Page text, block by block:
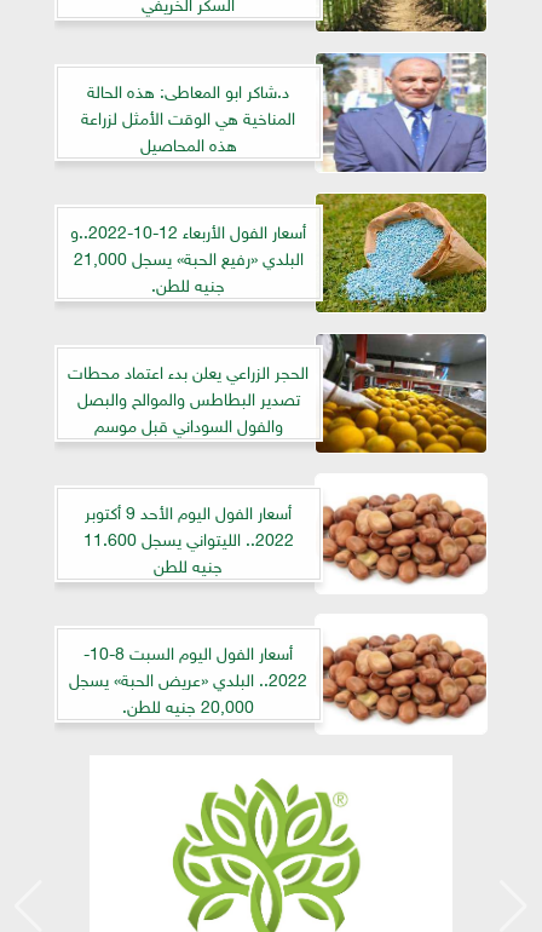
د.شاكر ابو المعاطى: هذه الحالة
المناخية هي الوقت الأمثل لزراعة
هذه المحاصيل
أسعار الفول الأربعاء 12-10-2022..و
البلدي «رفيع الحبة» يسجل 21,000
جنيه للطن.
الحجر الزراعي يعلن بدء اعتماد محطات
تصدير البطاطس والموالح والبصل
والفول السوداني قبل موسم
أسعار الفول اليوم الأحد 9 أكتوبر
2022.. الليتواني يسجل 11.600
جنيه للطن
أسعار الفول اليوم السبت 8-10-
2022.. البلدي «عريض الحبة» يسجل
20,000 جنيه للطن.